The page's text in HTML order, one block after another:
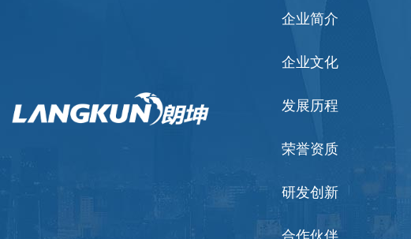
企业简介
企业文化
发展历程
荣誉资质
研发创新
合作伙伴